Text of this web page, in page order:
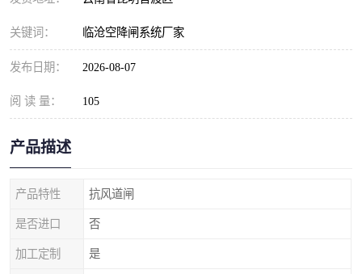
关键词： 临沧空降闸系统厂家
发布日期： 2026-08-07
阅 读 量： 105
产品描述
产品特性 抗风道闸
是否进口 否
加工定制 是